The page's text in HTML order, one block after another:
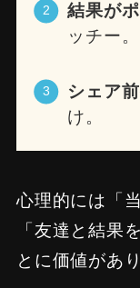
結果が
ッチー。
シェア
け。
心理的には「
「友達と結果
とに価値があ